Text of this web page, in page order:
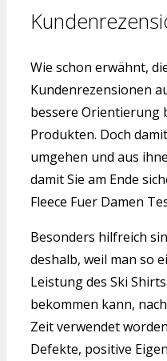
Wie schon erwähnt,
Kundenrezensionen
bessere Orientierung
Produkten. Doch
umgehen und aus
damit Sie am Ende
Fleece Fuer Damen
Besonders hilfreich
deshalb, weil man so
Leistung des Ski
bekommen kann,
Zeit verwendet
Defekte, positive